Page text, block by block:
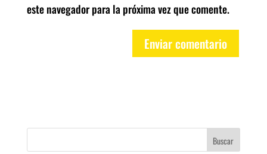
este navegador para la próxima vez que comente.